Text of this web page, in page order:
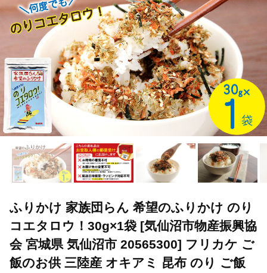
ふりかけ 家族団らん 希望のふりかけ のり
コエタロウ！30g×1袋 [気仙沼市物産振興協
会 宮城県 気仙沼市 20565300] フリカケ ご
飯のお供 三陸産 オキアミ 昆布 のり ご飯